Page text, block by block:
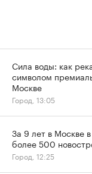
Сила воды: как
символом
Москве
Город, 13:05
За 9 лет в Москве
более 500
Город, 12:25